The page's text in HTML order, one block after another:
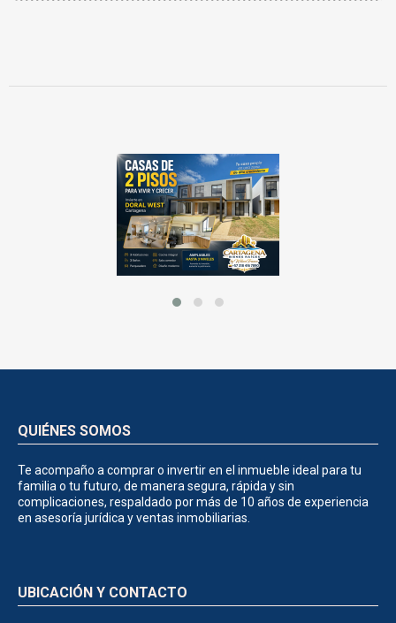
QUIÉNES SOMOS
Te acompaño a comprar o invertir en el inmueble ideal para tu
familia o tu futuro, de manera segura, rápida y sin
complicaciones, respaldado por más de 10 años de experiencia
en asesoría jurídica y ventas inmobiliarias.
UBICACIÓN Y CONTACTO